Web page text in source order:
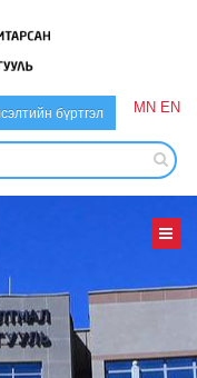
бүртгэл MN EN